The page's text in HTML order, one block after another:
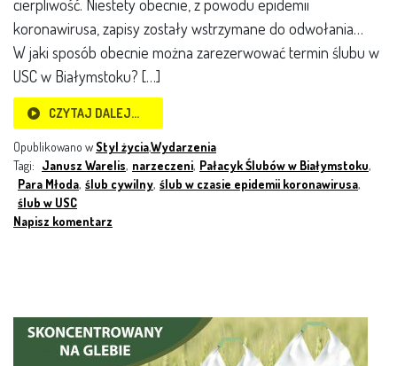
cierpliwość. Niestety obecnie, z powodu epidemii
koronawirusa, zapisy zostały wstrzymane do odwołania…
W jaki sposób obecnie można zarezerwować termin ślubu w
USC w Białymstoku? […]
CZYTAJ DALEJ…
Opublikowano w Styl życia,Wydarzenia
Tagi: Janusz Warelis, narzeczeni, Pałacyk Ślubów w Białymstoku,
Para Młoda, ślub cywilny, ślub w czasie epidemii koronawirusa,
ślub w USC
Napisz komentarz